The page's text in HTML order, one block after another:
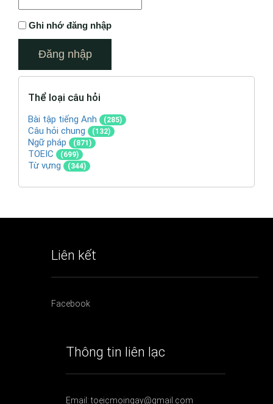
Ghi nhớ đăng nhập
Thể loại câu hỏi
Bài tập tiếng Anh (285)
Câu hỏi chung (132)
Ngữ pháp (871)
TOEIC (699)
Từ vựng (344)
Liên kết
Facebook
Thông tin liên lạc
Email: toeicmoingay@gmail.com